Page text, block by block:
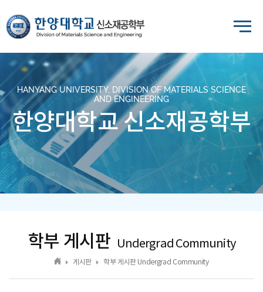
HANYANG UNIVERSITY, DIVISION OF MATERIALS SCIENCE
AND ENGINEERING
한양대학교 신소재공학부
학부 게시판 Undergrad Community
게시판 학부 게시판 Undergrad Community